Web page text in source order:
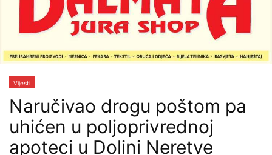
Vijesti
Naručivao drogu poštom pa
uhićen u poljoprivrednoj
apoteci u Dolini Neretve